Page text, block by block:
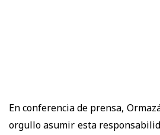
En conferencia de prensa,
orgullo asumir esta